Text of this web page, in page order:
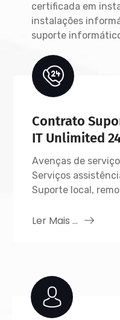
certificada em
instalações
suporte
Contrato
IT Unlimited
Avenças de
Serviços
Suporte local,
Ler Mais ...